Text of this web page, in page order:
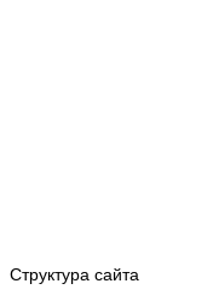
Структура сайта